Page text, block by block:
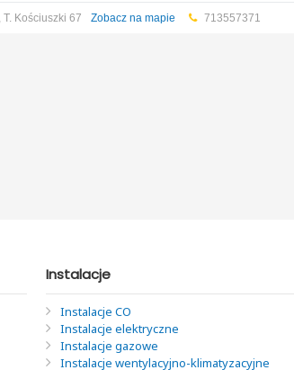
T. Kościuszki 67 Zobacz na mapie 713557371
Instalacje
Instalacje CO
Instalacje elektryczne
Instalacje gazowe
Instalacje wentylacyjno-klimatyzacyjne